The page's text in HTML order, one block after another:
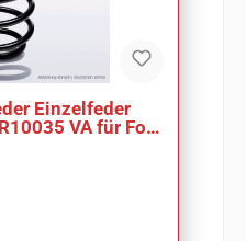
Einzelfeder
VA für Ford